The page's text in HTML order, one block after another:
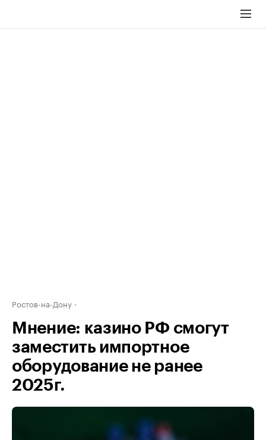
Ростов-на-Дону
Мнение: казино РФ смогут
заместить импортное
оборудование не ранее
2025г.